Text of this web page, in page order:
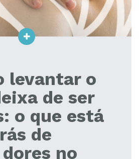
levantar o
de ser
o que está
de
no